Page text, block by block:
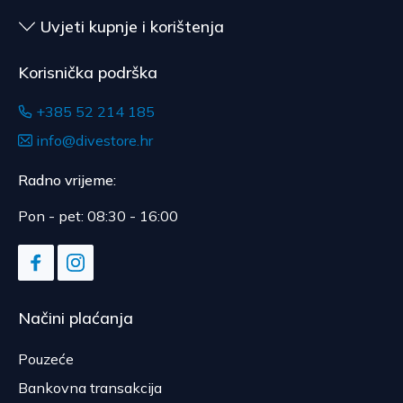
Uvjeti kupnje i korištenja
Korisnička podrška
+385 52 214 185
info@divestore.hr
Radno vrijeme:
Pon - pet: 08:30 - 16:00
Načini plaćanja
Pouzeće
Bankovna transakcija